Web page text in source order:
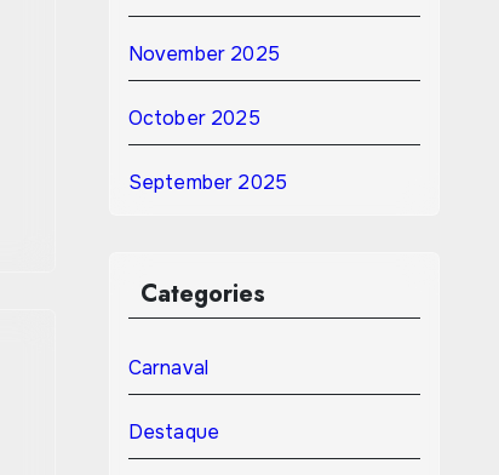
November 2025
October 2025
September 2025
Categories
Carnaval
Destaque